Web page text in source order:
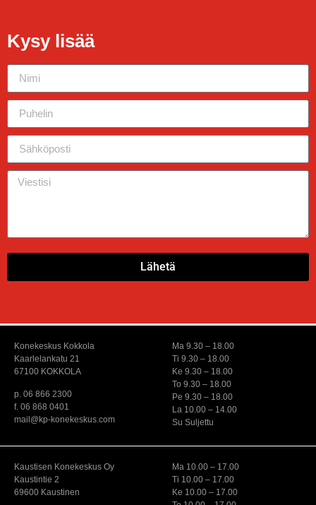
Kysy lisää
Lähetä
Konekeskus Kokkola
Kaarlelankatu 21
67100 KOKKOLA
p. 06 866 2300
f. 06 868 0401
mail@kp-konekeskus.com
Ma 9.30 – 18.00
Ti 9.30 – 18.00
Ke 9.30 – 18.00
To 9.30 – 18.00
Pe 9.30 – 18.00
La 10.00 – 14.00
Su Suljettu
Kaustisen Konekeskus Oy
Kaustintie 2
69600 Kaustinen
Ma 10.00 – 17.00
Ti 10.00 – 17.00
Ke 10.00 – 17.00